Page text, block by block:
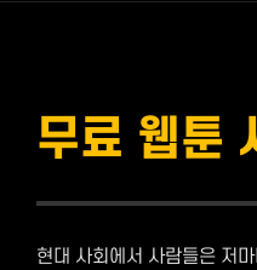
무료 웹툰
현대 사회에서 사람들은 저